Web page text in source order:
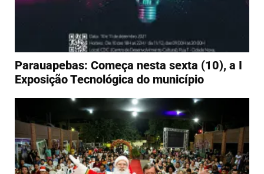
Parauapebas: Começa nesta sexta (10), a I
Exposição Tecnológica do município